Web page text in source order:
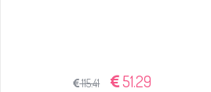
115.41 51.29